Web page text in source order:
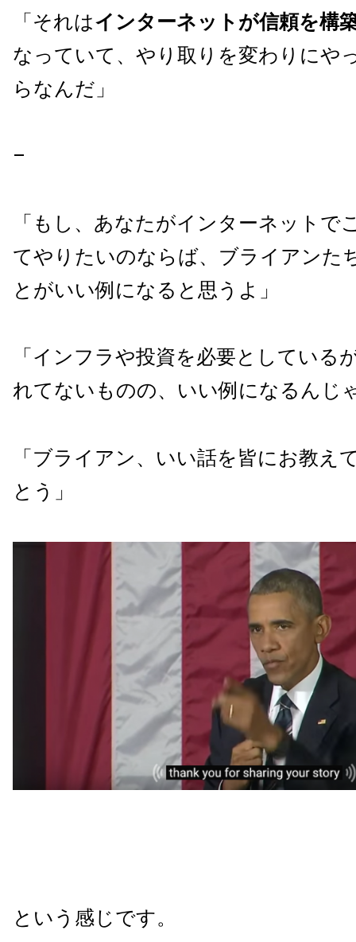
「それはインターネットが信頼を構
なっていて、やり取りを変わりにや
らなんだ」
–
「もし、あなたがインターネットで
てやりたいのならば、ブライアンた
とがいい例になると思うよ」
「インフラや投資を必要としている
れてないものの、いい例になるんじ
「ブライアン、いい話を皆にお教え
とう」
という感じです。